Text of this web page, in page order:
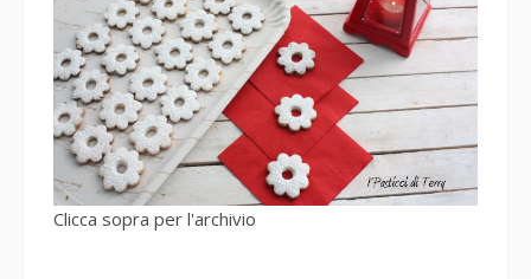
Clicca sopra per l'archivio